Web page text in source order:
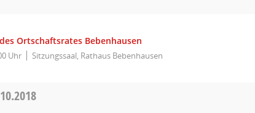
Ortschaftsrates Bebenhausen
Uhr Sitzungssaal, Rathaus Bebenhausen